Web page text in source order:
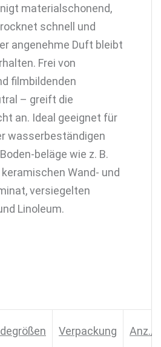
materialschonend,
schnell und
angenehme Duft bleibt
Frei von
filmbildenden
– greift die
an. Ideal geeignet für
wasserbeständigen
beläge wie z. B.
Wand- und
versiegelten
Linoleum.
Verpackung Anz./